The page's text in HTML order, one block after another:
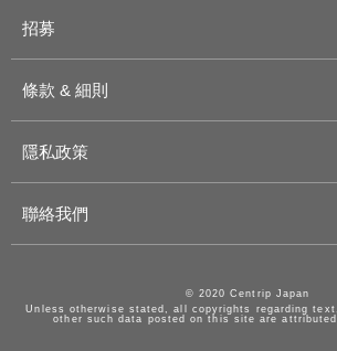
招募
條款 & 細則
隱私政策
聯絡我們
© 2020 Centrip Japan
Unless otherwise stated, all copyrights regarding
other such data posted on this site are attributed